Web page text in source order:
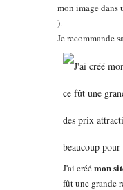
mon image dans
).
Je recommande
J'ai créémon
fût une grande